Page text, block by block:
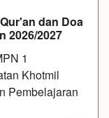
dan Doa
2026/2027
1
Khotmil
Pembelajaran